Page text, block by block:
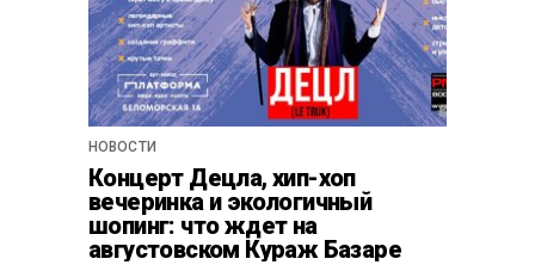
НОВОСТИ
Концерт Децла, хип-хоп
вечеринка и экологичный
шопинг: что ждет на
августовском Кураж Базаре